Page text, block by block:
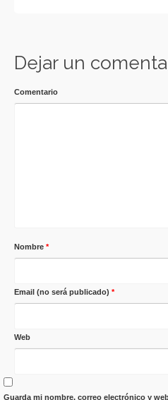
Dejar un
Comentario
Nombre *
Email (no será publicado) *
Web
Guarda mi nombre, correo electrónico y